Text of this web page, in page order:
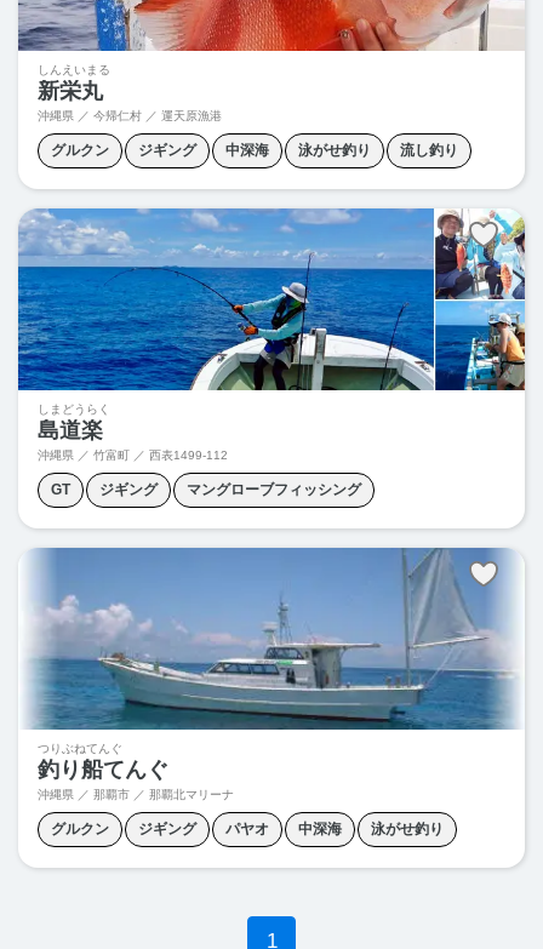
しんえいまる
新栄丸
沖縄県 ／ 今帰仁村 ／ 運天原漁港
グルクン ジギング 中深海 泳がせ釣り 流し釣り
しまどうらく
島道楽
沖縄県 ／ 竹富町 ／ 西表1499-112
GT ジギング マングローブフィッシング
ライトキャスティング 中深海 泳がせ釣り 流し釣り
つりぶねてんぐ
釣り船てんぐ
沖縄県 ／ 那覇市 ／ 那覇北マリーナ
グルクン ジギング パヤオ 中深海 泳がせ釣り
流し釣り
1